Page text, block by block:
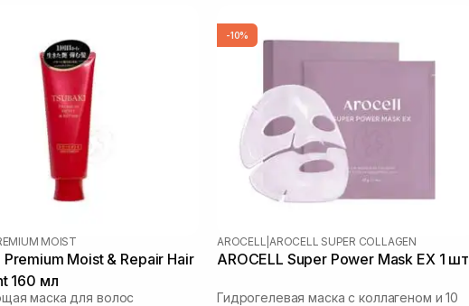
MOIST
Premium Moist & Repair Hair
160 мл
маска для волос
-10%
AROCELL AROCELL SUPER COLLAGEN
AROCELL Super Power Mask EX 1 шт
Гидрогелевая маска с коллагеном и 10